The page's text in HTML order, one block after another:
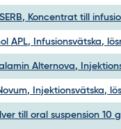
Koncentrat till
APL, Infusionsvätska,
Alternova,
Injektionsvätska,
till oral suspension 10 g